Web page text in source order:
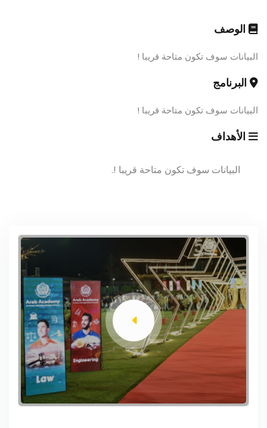
الوصف
البيانات سوف تكون متاحة قريبا !
البرنامج
البيانات سوف تكون متاحة قريبا !
الأهداف
البيانات سوف تكون متاحة قريبا !.